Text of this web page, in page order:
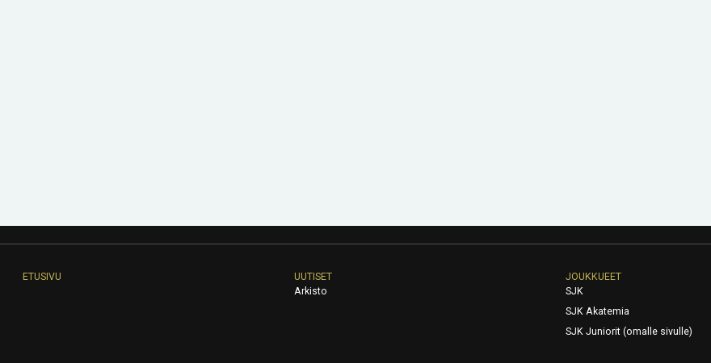
ETUSIVU
UUTISET
Arkisto
JOUKKUEET
SJK
SJK Akatemia
SJK Juniorit (omalle sivulle)